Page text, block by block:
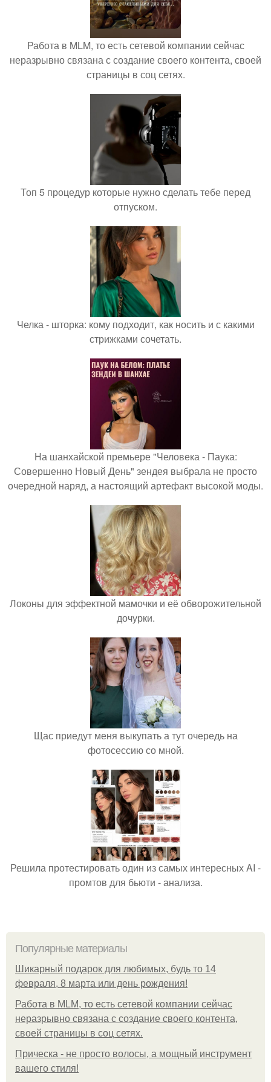
Работа в MLM, то есть сетевой компании сейчас
неразрывно связана с создание своего контента, своей
страницы в соц сетях.
Топ 5 процедур которые нужно сделать тебе перед
отпуском.
Челка - шторка: кому подходит, как носить и с какими
стрижками сочетать.
На шанхайской премьере "Человека - Паука:
Совершенно Новый День" зендея выбрала не просто
очередной наряд, а настоящий артефакт высокой моды.
Локоны для эффектной мамочки и её обворожительной
дочурки.
Щас приедут меня выкупать а тут очередь на
фотосессию со мной.
Решила протестировать один из самых интересных AI -
промтов для бьюти - анализа.
Популярные материалы
Шикарный подарок для любимых, будь то 14
февраля, 8 марта или день рождения!
Работа в MLM, то есть сетевой компании сейчас
неразрывно связана с создание своего контента,
своей страницы в соц сетях.
Прическа - не просто волосы, а мощный инструмент
вашего стиля!